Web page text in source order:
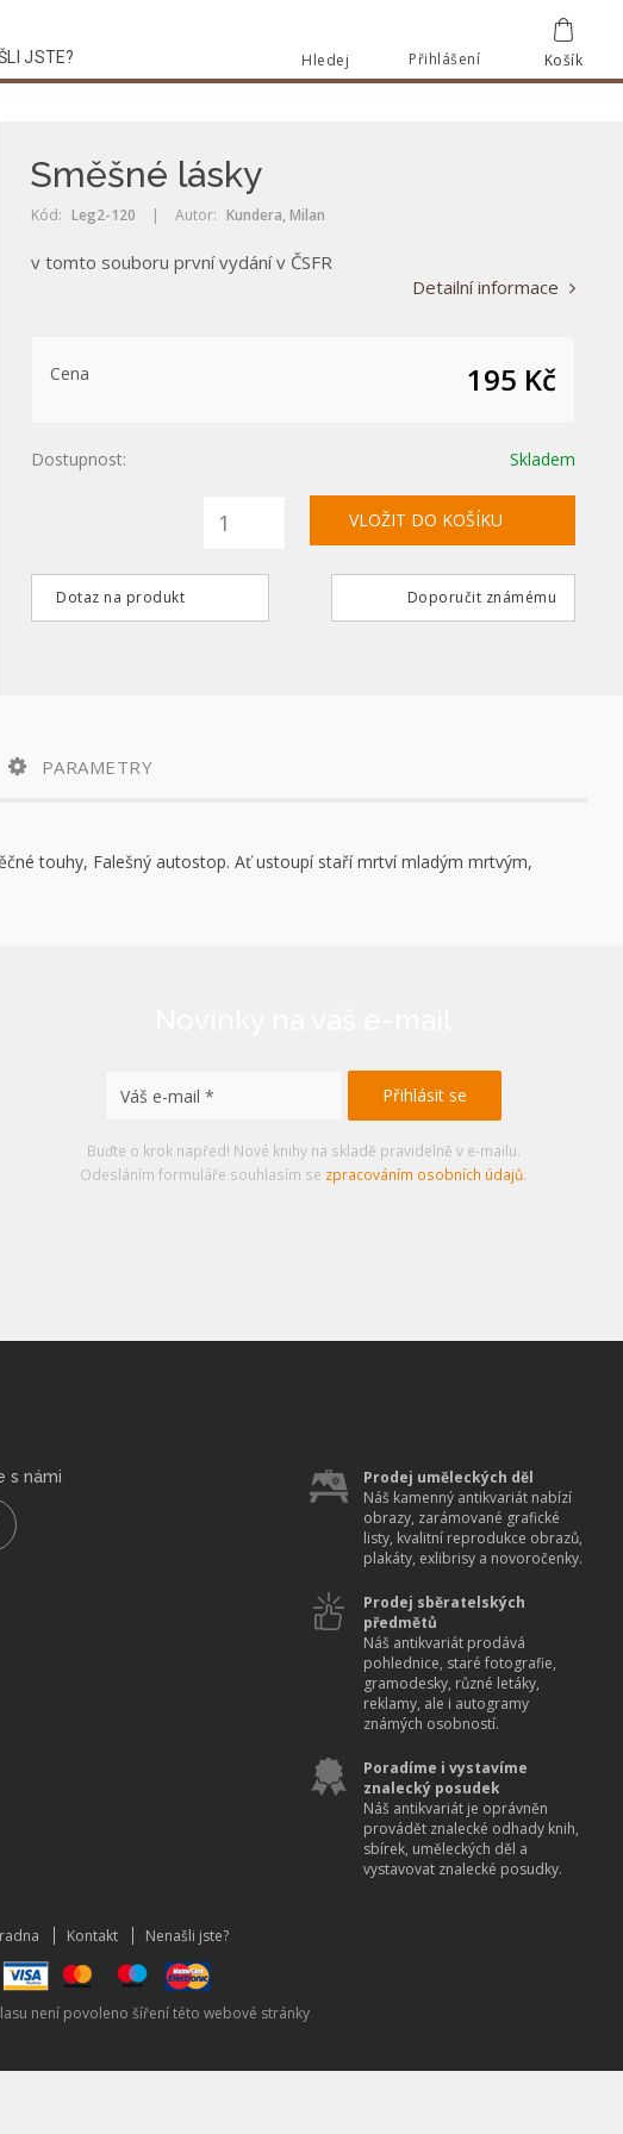
Košík
Přihlášení
Hledej
JSTE?
Směšné lásky
Kód: Leg2-120 | Autor: Kundera, Milan
v tomto souboru první vydání v ČSFR
Detailní informace
Cena 195 Kč
Dostupnost: Skladem
Dotaz na produkt Doporučit známému
PARAMETRY
touhy, Falešný autostop. Ať ustoupí staří mrtví mladým mrtvým,
Buďte o krok napřed! Nové knihy na skladě pravidelně v e-mailu.
Odesláním formuláře souhlasím se zpracováním osobních údajů.
Prodej uměleckých děl
Náš kamenný antikvariát nabízí
obrazy, zarámované grafické
listy, kvalitní reprodukce obrazů,
plakáty, exlibrisy a novoročenky.
Prodej sběratelských
předmětů
Náš antikvariát prodává
pohlednice, staré fotografie,
gramodesky, různé letáky,
reklamy, ale i autogramy
známých osobností.
Poradíme i vystavíme
znalecký posudek
Náš antikvariát je oprávněn
provádět znalecké odhady knih,
sbírek, uměleckých děl a
vystavovat znalecké posudky.
s námi
Kontakt Nenašli jste?
není povoleno šíření této webové stránky